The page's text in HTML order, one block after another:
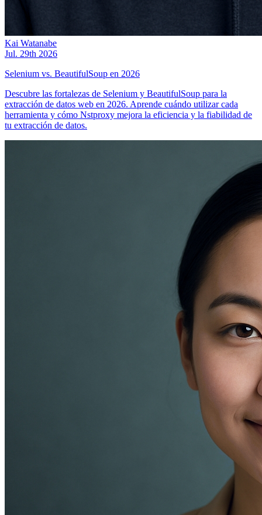
Kai Watanabe
Jul. 29th 2026
Selenium vs. BeautifulSoup en 2026
Descubre las fortalezas de Selenium y BeautifulSoup para la
extracción de datos web en 2026. Aprende cuándo utilizar cada
herramienta y cómo Nstproxy mejora la eficiencia y la fiabilidad de
tu extracción de datos.